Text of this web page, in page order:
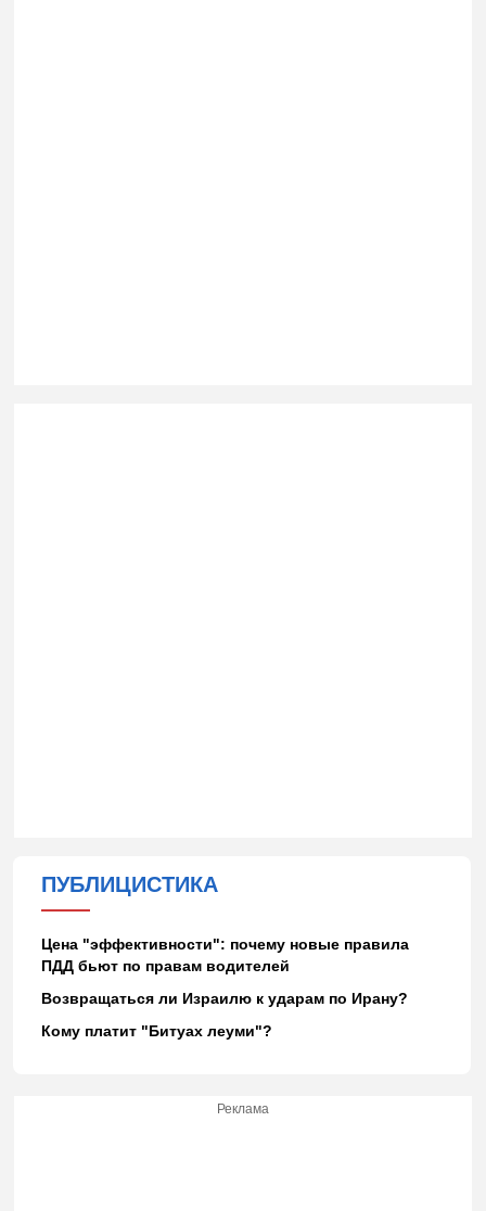
ПУБЛИЦИСТИКА
Цена "эффективности": почему новые правила
ПДД бьют по правам водителей
Возвращаться ли Израилю к ударам по Ирану?
Кому платит "Битуах леуми"?
Реклама